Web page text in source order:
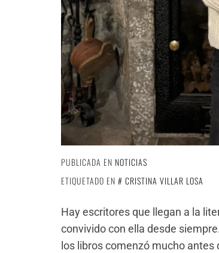
PUBLICADA EN NOTICIAS
ETIQUETADO EN
CRISTINA VILLAR LOSA
Hay escritores que llegan a la
convivido con ella desde
los libros comenzó mucho